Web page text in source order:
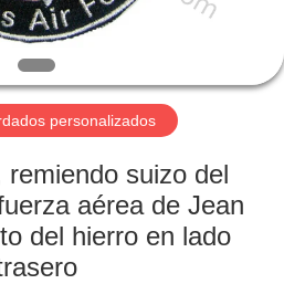
personalizados
suizo del
aérea de Jean
del hierro en lado